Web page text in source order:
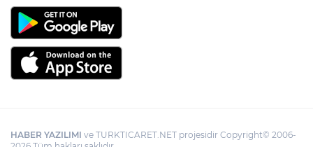
HABER YAZILIMI ve TURKTICARET.NET projesidir Copyright© 2006-